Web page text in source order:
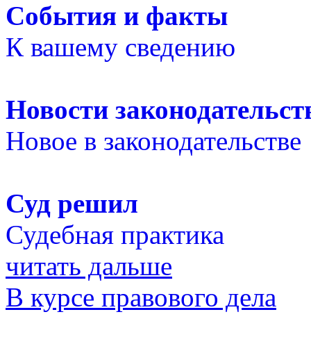
События и факты
К вашему сведению
Новости
Новое в законодательстве
Суд решил
Судебная практика
читать дальше
В курсе правового дела